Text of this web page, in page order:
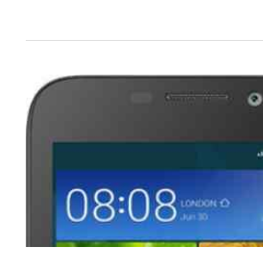
TeXet
Toshiba
Treelogic